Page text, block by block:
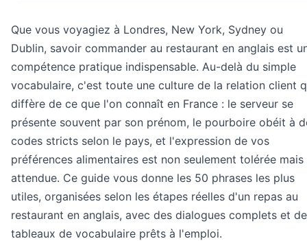
Que vous voyagiez à Londres, New York, Sydney ou
Dublin, savoir commander au restaurant en anglais est
compétence pratique indispensable. Au-delà du simple
vocabulaire, c'est toute une culture de la relation client
diffère de ce que l'on connaît en France : le serveur se
présente souvent par son prénom, le pourboire obéit à
codes stricts selon le pays, et l'expression de vos
préférences alimentaires est non seulement tolérée mais
attendue. Ce guide vous donne les 50 phrases les plus
utiles, organisées selon les étapes réelles d'un repas au
restaurant en anglais, avec des dialogues complets et
tableaux de vocabulaire prêts à l'emploi.